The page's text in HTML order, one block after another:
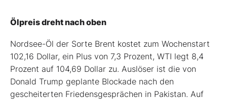
Ölpreis dreht nach oben
Nordsee-Öl der Sorte Brent kostet zum Wochenstart
102,16 Dollar, ein Plus von 7,3 Prozent, WTI legt 8,4
Prozent auf 104,69 Dollar zu. Auslöser ist die von
Donald Trump geplante Blockade nach den
gescheiterten Friedensgesprächen in Pakistan. Auf